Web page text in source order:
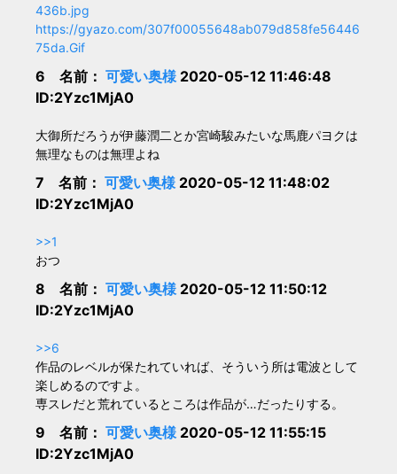
436b.jpg
https://gyazo.com/307f00055648ab079d858fe56446
75da.Gif
6 名前： 可愛い奥様2020-05-12 11:46:48
ID:2Yzc1MjA0
大御所だろうが伊藤潤二とか宮崎駿みたいな馬鹿パヨクは
無理なものは無理よね
7 名前： 可愛い奥様2020-05-12 11:48:02
ID:2Yzc1MjA0
>>1
おつ
8 名前： 可愛い奥様2020-05-12 11:50:12
ID:2Yzc1MjA0
>>6
作品のレベルが保たれていれば、そういう所は電波として
楽しめるのですよ。
専スレだと荒れているところは作品が…だったりする。
9 名前： 可愛い奥様2020-05-12 11:55:15
ID:2Yzc1MjA0